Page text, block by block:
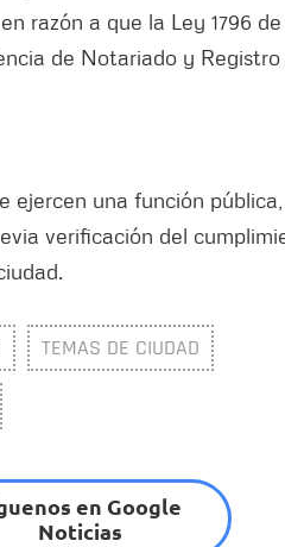
razón a que la Ley 1796 de
de Notariado y
ejercen una función
verificación del
TEMAS DE CIUDAD
en Google
Noticias